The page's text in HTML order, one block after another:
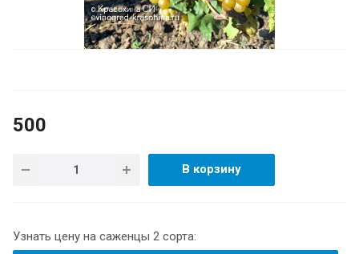
500
В корзину
Узнать цену на саженцы 2 сорта: